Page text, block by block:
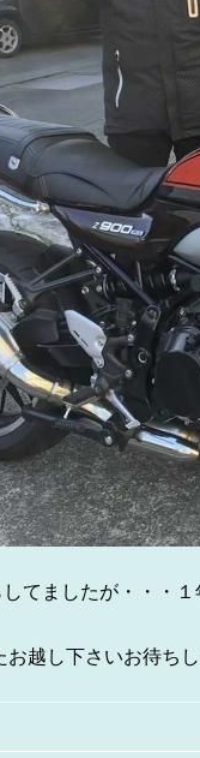
てましたが・・・
越し下さいお待ち